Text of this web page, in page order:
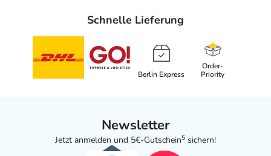
Schnelle Lieferung
Berlin Express
Order-
Priority
Newsletter
Jetzt anmelden und 5€-Gutschein5 sichern!